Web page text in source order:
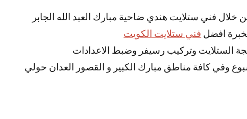
فني ستلايت هندي ضاحية مبارك العبد الله الجابر
افضل فني ستلايت الكويت
الستلايت وتركيب رسيفر وضبط الاعدادات
وطيلة أيام الأسبوع وفي كافة مناطق مبارك الكبير و القصور العدان حولي